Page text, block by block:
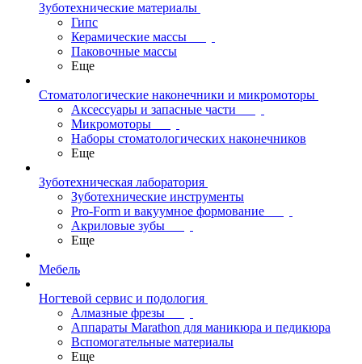
Зуботехнические материалы
Гипс
Керамические массы
Паковочные массы
Еще
Стоматологические наконечники и микромоторы
Аксессуары и запасные части
Микромоторы
Наборы стоматологических наконечников
Еще
Зуботехническая лаборатория
Зуботехнические инструменты
Pro-Form и вакуумное формование
Акриловые зубы
Еще
Мебель
Ногтевой сервис и подология
Алмазные фрезы
Аппараты Marathon для маникюра и педикюра
Вспомогательные материалы
Еще